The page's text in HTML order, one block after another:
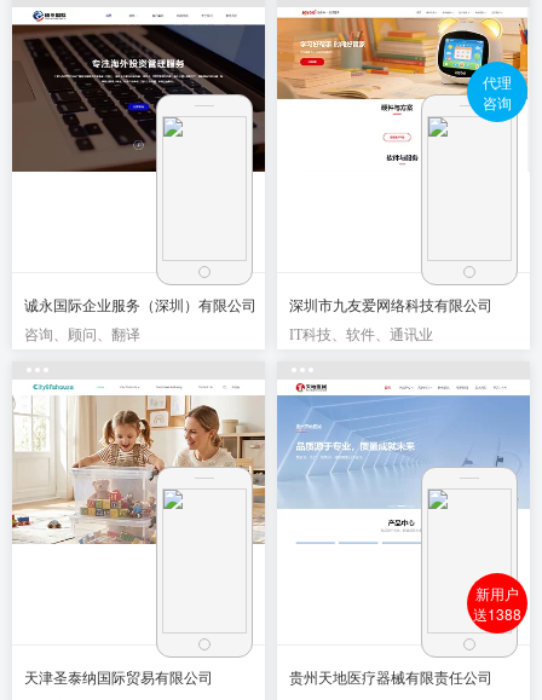
诚永国际企业服务（深圳）有限公司
咨询、顾问、翻译
深圳市九友爱网络科技有限公司
IT科技、软件、通讯业
天津圣泰纳国际贸易有限公司
贵州天地医疗器械有限责任公司
代理
咨询
新用户
送1388